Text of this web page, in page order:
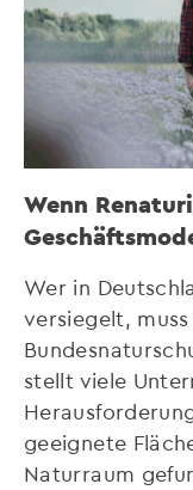
Wenn
Wer in
versiegelt,
stellt viele
geeignete
Naturraum